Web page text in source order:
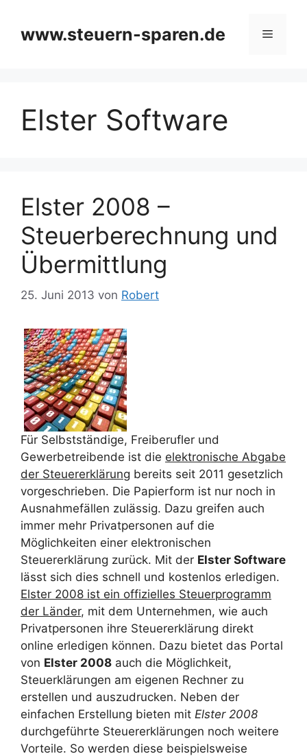
springen
www.steuern-sparen.de Menü
Elster Software
Elster 2008 –
Steuerberechnung und
Übermittlung
25. Juni 2013 von Robert
Für Selbstständige, Freiberufler und
Gewerbetreibende ist die elektronische Abgabe
der Steuererklärung bereits seit 2011 gesetzlich
vorgeschrieben. Die Papierform ist nur noch in
Ausnahmefällen zulässig. Dazu greifen auch
immer mehr Privatpersonen auf die
Möglichkeiten einer elektronischen
Steuererklärung zurück. Mit der Elster Software
lässt sich dies schnell und kostenlos erledigen.
Elster 2008 ist ein offizielles Steuerprogramm
der Länder, mit dem Unternehmen, wie auch
Privatpersonen ihre Steuererklärung direkt
online erledigen können. Dazu bietet das Portal
von Elster 2008 auch die Möglichkeit,
Steuerklärungen am eigenen Rechner zu
erstellen und auszudrucken. Neben der
einfachen Erstellung bieten mit Elster 2008
durchgeführte Steuererklärungen noch weitere
Vorteile. So werden diese beispielsweise